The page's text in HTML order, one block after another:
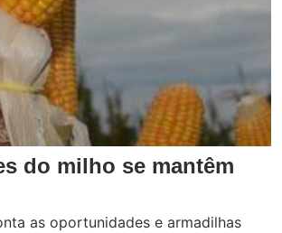
do milho se mantêm
as oportunidades e armadilhas